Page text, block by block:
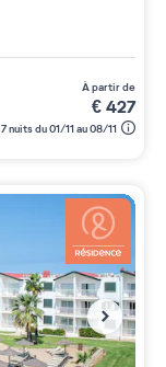
à partir de
€427
7 nuits du 01/11 au 08/11